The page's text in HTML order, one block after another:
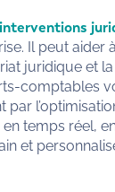
Il peut
juridique et
comptables
par
temps réel,
et